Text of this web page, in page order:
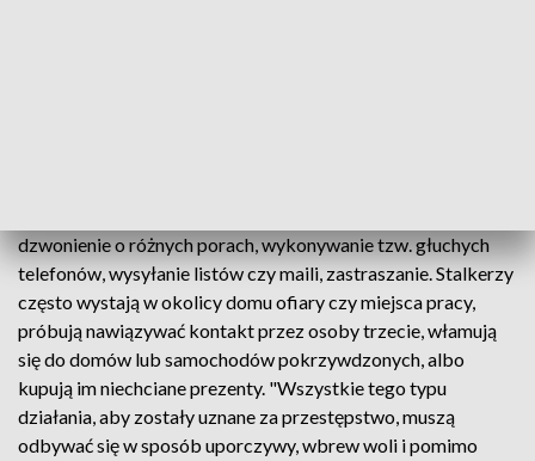
dzwonienie o różnych porach, wykonywanie tzw. głuchych
telefonów, wysyłanie listów czy maili, zastraszanie. Stalkerzy
często wystają w okolicy domu ofiary czy miejsca pracy,
próbują nawiązywać kontakt przez osoby trzecie, włamują
się do domów lub samochodów pokrzywdzonych, albo
kupują im niechciane prezenty. "Wszystkie tego typu
działania, aby zostały uznane za przestępstwo, muszą
odbywać się w sposób uporczywy, wbrew woli i pomimo